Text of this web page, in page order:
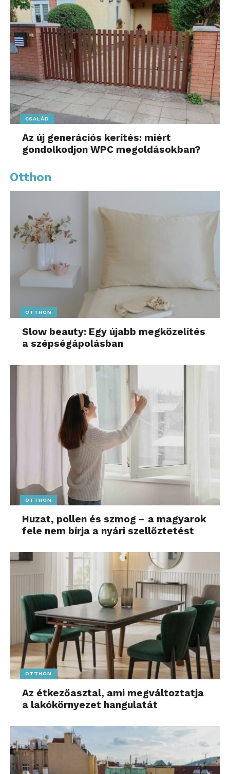
CSALÁD
Az új generációs kerítés: miért
gondolkodjon WPC megoldásokban?
Otthon
OTTHON
Slow beauty: Egy újabb megközelítés
a szépségápolásban
OTTHON
Huzat, pollen és szmog – a magyarok
fele nem bírja a nyári szellőztetést
OTTHON
Az étkezőasztal, ami megváltoztatja
a lakókörnyezet hangulatát